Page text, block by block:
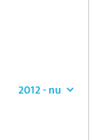
2012 - nu